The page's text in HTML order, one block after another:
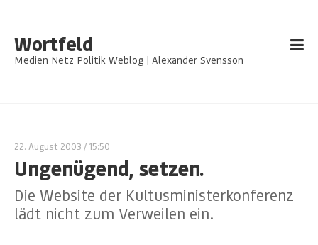
Wortfeld
Medien Netz Politik Weblog | Alexander Svensson
22. August 2003 / 15:50
Ungenügend, setzen.
Die Website der Kultusministerkonferenz
lädt nicht zum Verweilen ein.